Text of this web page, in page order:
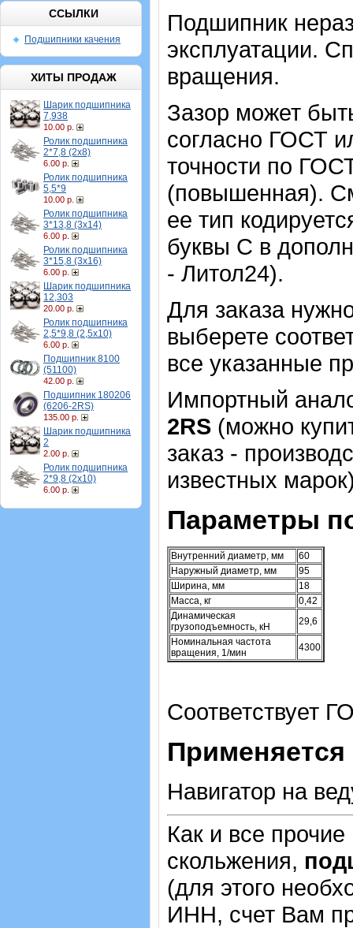
ССЫЛКИ
Подшипники качения
ХИТЫ ПРОДАЖ
Шарик подшипника
7,938
10.00 р.
Ролик подшипника
2*7,8 (2х8)
6.00 р.
Ролик подшипника
5,5*9
10.00 р.
Ролик подшипника
3*13,8 (3х14)
6.00 р.
Ролик подшипника
3*15,8 (3х16)
6.00 р.
Шарик подшипника
12,303
20.00 р.
Ролик подшипника
2,5*9,8 (2,5х10)
6.00 р.
Подшипник 8100
(51100)
42.00 р.
Подшипник 180206
(6206-2RS)
135.00 р.
Шарик подшипника
2
2.00 р.
Ролик подшипника
2*9,8 (2х10)
6.00 р.
Подшипник
эксплуатации.
вращения.
Зазор может
согласно ГОСТ
точности по
(повышенная).
ее тип
буквы С в
- Литол24).
Для заказа
выберете
все указанные
Импортный
2RS (можно
заказ -
известных
Параметры
Внутренний диаметр, мм
60
Наружный диаметр, мм
95
Ширина, мм
18
Масса, кг
0,42
Динамическая
грузоподъемность, кН
29,6
Номинальная частота
вращения, 1/мин
4300
Соответствует
Применяется
Навигатор на
Как и все
скольжения,
(для этого
ИНН, счет Вам